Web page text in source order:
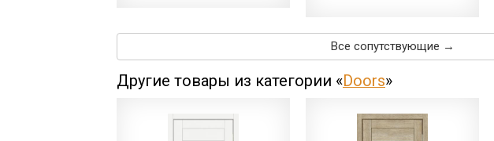
(+110.00 грн)
дуб
светлый/экошпон
дуб
(+64.00 грн)
дуб
дуб
шале/ПВХ
(+64.00 грн)
Все сопутствующие →
Другие товары из категории «Doors»